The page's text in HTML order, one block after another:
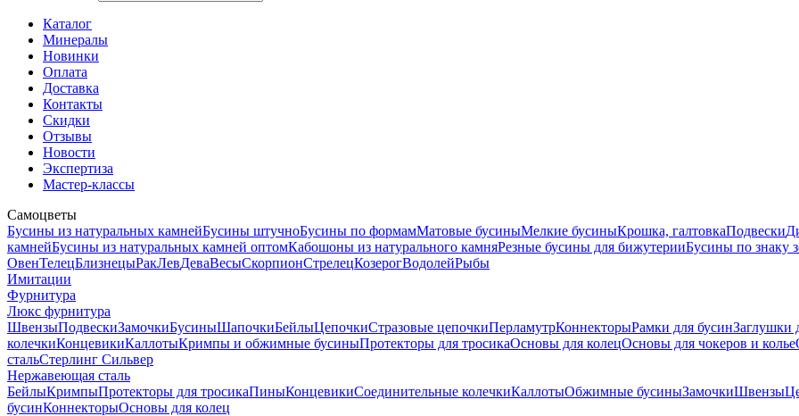
Каталог
Минералы
Новинки
Оплата
Доставка
Контакты
Скидки
Отзывы
Новости
Экспертиза
Мастер-классы
Самоцветы
Бусины из натуральных камнейБусины штучноБусины по формамМатовые бусиныМелкие бусиныКрошка, галтовкаПодвески
камнейБусины из натуральных камней оптомКабошоны из натурального камняРезные бусины для бижутерииБусины по знаку
ОвенТелецБлизнецыРакЛевДеваВесыСкорпионСтрелецКозерогВодолейРыбы
Имитации
Фурнитура
Люкс фурнитура
ШвензыПодвескиЗамочкиБусиныШапочкиБейлыЦепочкиСтразовые цепочкиПерламутрКоннекторыРамки для бусинЗаглушки
колечкиКонцевикиКаллотыКримпы и обжимные бусиныПротекторы для тросикаОсновы для колецОсновы для чокеров и колье
стальСтерлинг Сильвер
Нержавеющая сталь
БейлыКримпыПротекторы для тросикаПиныКонцевикиСоединительные колечкиКаллотыОбжимные бусиныЗамочкиШвензы
бусинКоннекторыОсновы для колец